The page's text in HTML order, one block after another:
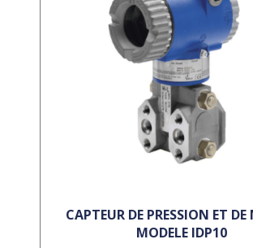
CAPTEUR DE PRESSION ET DE
MODELE IDP10